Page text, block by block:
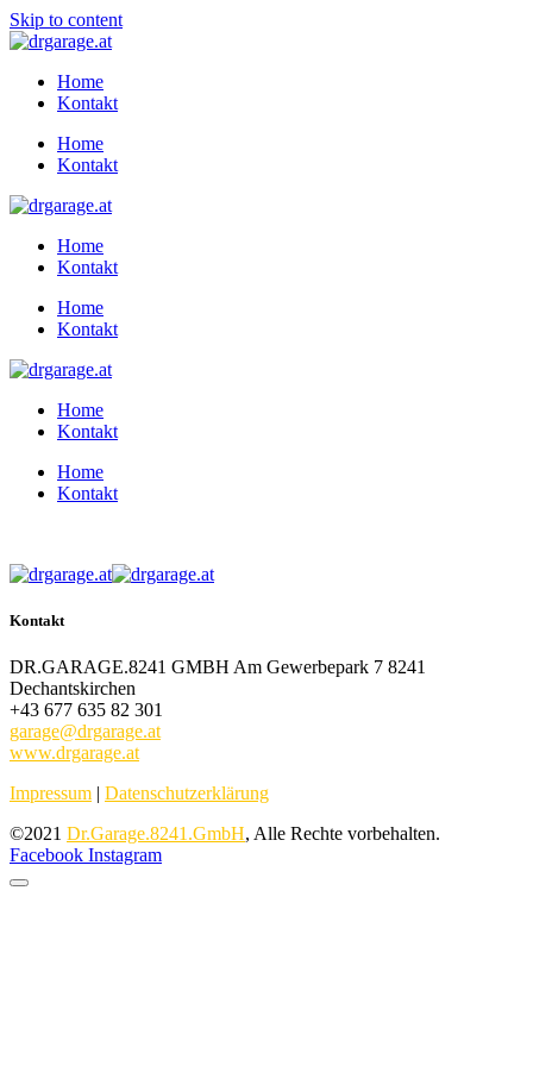
Skip to content
Home
Kontakt
Home
Kontakt
Home
Kontakt
Home
Kontakt
Home
Kontakt
Home
Kontakt
Kontakt
DR.GARAGE.8241 GMBH Am Gewerbepark 7 8241
Dechantskirchen
+43 677 635 82 301
garage@drgarage.at
www.drgarage.at
Impressum | Datenschutzerklärung
©2021 Dr.Garage.8241.GmbH, Alle Rechte vorbehalten.
Facebook Instagram